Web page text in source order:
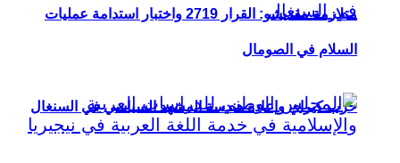
حزب كيراي وإعادة هندسة المشهد السياسي في السنغال
متلازمة مقديشو: القرار 2719 واختبار استدامة عمليات
السلام في الصومال